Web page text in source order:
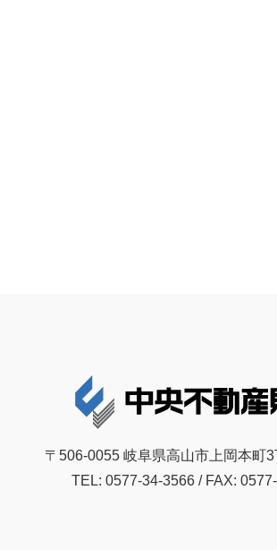
〒506-0055 岐阜県高山市上岡本町
TEL: 0577-34-3566 / FAX: